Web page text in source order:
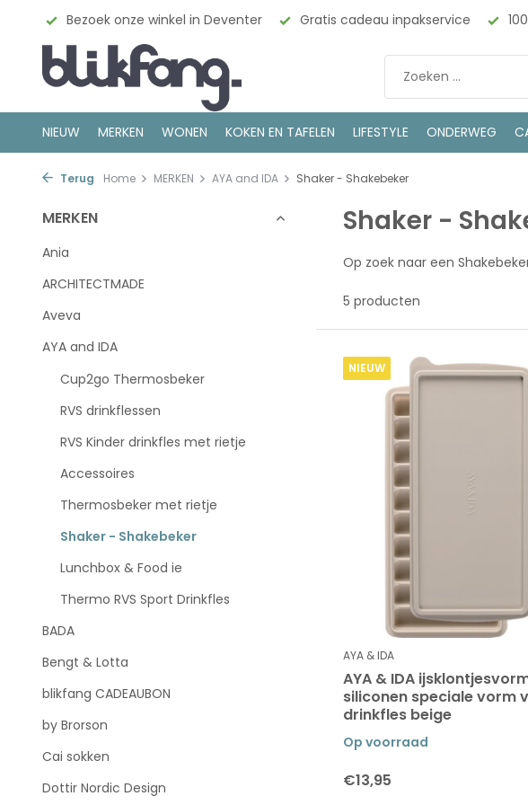
Bezoek onze winkel in Deventer Gratis cadeau inpakservice
NIEUW MERKEN WONEN KOKEN EN TAFELEN LIFESTYLE ONDERWEG
Terug Home MERKEN AYA and IDA Shaker - Shakebeker
MERKEN
Ania
ARCHITECTMADE
Aveva
AYA and IDA
Cup2go Thermosbeker
RVS drinkflessen
RVS Kinder drinkfles met rietje
Accessoires
Thermosbeker met rietje
Shaker - Shakebeker
Lunchbox & Food ie
Thermo RVS Sport Drinkfles
BADA
Bengt & Lotta
blikfang CADEAUBON
by Brorson
Cai sokken
Dottir Nordic Design
Shaker -
Op zoek naar een
5 producten
NIEUW
AYA & IDA
AYA & IDA
siliconen speciale vorm
drinkfles beige
Op voorraad
€13,95